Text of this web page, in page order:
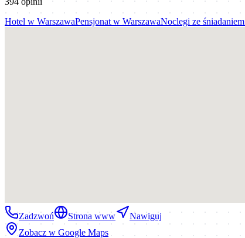
Hotel w WarszawaPensjonat w WarszawaNoclegi ze śniadaniem
Zadzwoń Strona www
Nawiguj
Zobacz w Google Maps